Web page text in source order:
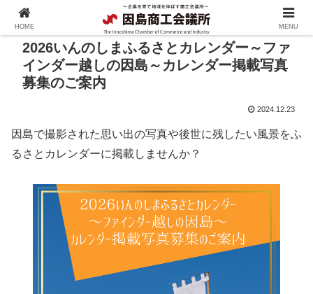
2026いんのしまふるさとカレンダー～ファ
インダー越しの因島～カレンダー掲載写真
募集のご案内
2024.12.23
因島で撮影された思い出の写真や後世に残したい風景をふ
るさとカレンダーに掲載しませんか？
HOME MENU